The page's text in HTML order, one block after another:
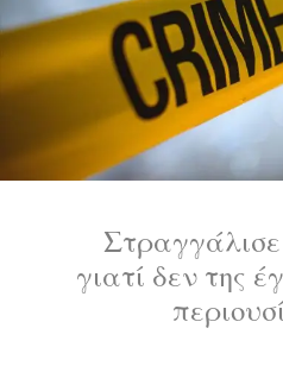
Στραγγάλισε
γιατί δεν της